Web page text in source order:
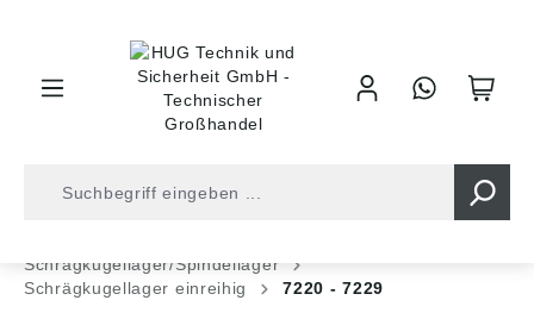
Schrägkugellager/Spindellager
Schrägkugellager einreihig
7220 - 7229